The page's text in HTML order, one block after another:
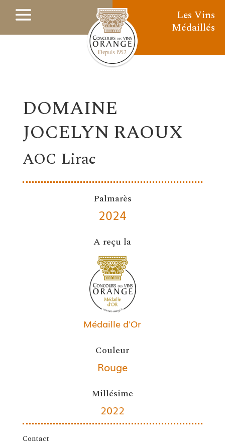
Les Vins
Médaillés
DOMAINE
JOCELYN RAOUX
AOC Lirac
Palmarès
2024
A reçu la
Médaille d'Or
Couleur
Rouge
Millésime
2022
Contact